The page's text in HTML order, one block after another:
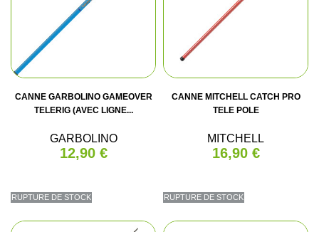
CANNE GARBOLINO GAMEOVER
TELERIG (AVEC LIGNE...
GARBOLINO
12,90 €
RUPTURE DE STOCK
CANNE MITCHELL CATCH PRO
TELE POLE
MITCHELL
16,90 €
RUPTURE DE STOCK